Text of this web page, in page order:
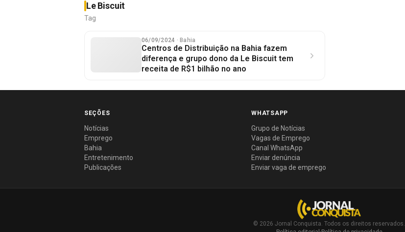
Le Biscuit
Tag
06/09/2024 · Bahia
Centros de Distribuição na Bahia fazem
diferença e grupo dono da Le Biscuit tem
receita de R$1 bilhão no ano
SEÇÕES
Notícias
Emprego
Bahia
Entretenimento
Publicações
WHATSAPP
Grupo de Notícias
Vagas de Emprego
Canal WhatsApp
Enviar denúncia
Enviar vaga de emprego
© 2026 Jornal Conquista. Todos os direitos reservados.